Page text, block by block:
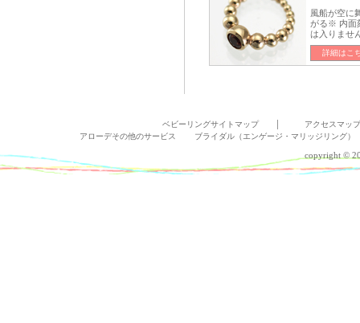
風船が空に
がる※ 内面
は入りませ
詳細はこ
ベビーリングサイトマップ│
アクセスマップ
アローデその他のサービス
ブライダル（エンゲージ・マリッジリング）
copyright ©